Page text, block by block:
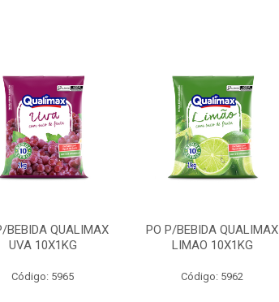
BEBIDA QUALIMAX
UVA 10X1KG
Código: 5965
PO P/BEBIDA QUALIMAX
LIMAO 10X1KG
Código: 5962